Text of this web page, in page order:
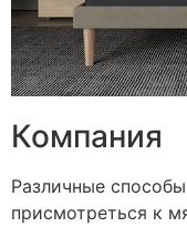
Компания
Различные
присмотреться к